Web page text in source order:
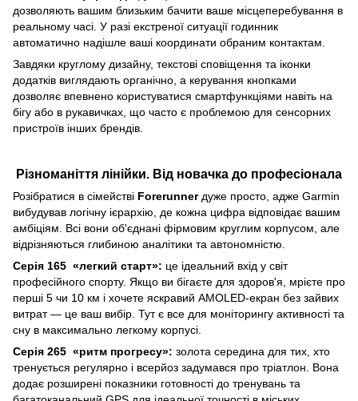
дозволяють вашим близьким бачити ваше місцеперебування в
реальному часі. У разі екстреної ситуації годинник
автоматично надішле ваші координати обраним контактам.
Завдяки круглому дизайну, текстові сповіщення та іконки
додатків виглядають органічно, а керування кнопками
дозволяє впевнено користуватися смартфункціями навіть на
бігу або в рукавичках, що часто є проблемою для сенсорних
пристроїв інших брендів.
Різноманіття лінійки. Від новачка до професіонала
Розібратися в сімействі Forerunnerдуже просто, адже Garmin
вибудував логічну ієрархію, де кожна цифра відповідає вашим
амбіціям. Всі вони об'єднані фірмовим круглим корпусом, але
відрізняються глибиною аналітики та автономністю.
Серія 165 «легкий старт»: це ідеальний вхід у світ
професійного спорту. Якщо ви бігаєте для здоров'я, мрієте про
перші 5 чи 10 км і хочете яскравий AMOLED-екран без зайвих
витрат — це ваш вибір. Тут є все для моніторингу активності та
сну в максимально легкому корпусі.
Серія 265 «ритм прогресу»: золота середина для тих, хто
тренується регулярно і всерйоз задумався про тріатлон. Вона
додає розширені показники готовності до тренувань та